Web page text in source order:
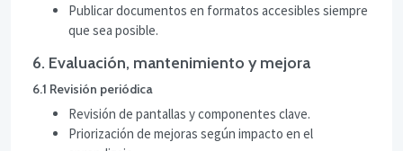
Publicar documentos en formatos accesibles siempre
que sea posible.
6. Evaluación, mantenimiento y mejora
6.1 Revisión periódica
Revisión de pantallas y componentes clave.
Priorización de mejoras según impacto en el